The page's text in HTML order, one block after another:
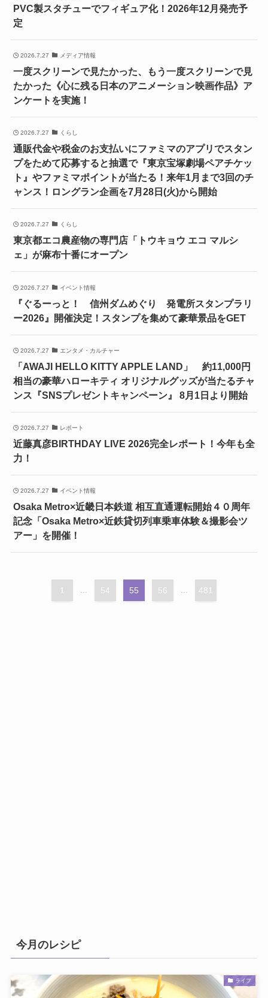
PVC製スタチューでフィギュア化！2026年12月発売予
定
2026.7.27 メディア情報
一度スクリーンで見たかった、もう一度スクリーンで見
たかった《心に残る日本のアニメーション映画作品》ア
ンケートを実施！
2026.7.27 くらし
通販代金や税金のお支払いにファミマのアプリでスタン
プをためて応募すると抽選で『東京宝塚劇場ペアチケッ
ト』やファミマポイントが当たる！来年1月まで3回のチ
ャンス！ロングラン企画を7月28日(火)から開始
2026.7.27 くらし
東京都エコ農産物の専門店「トウキョウ エコ マルシ
ェ」が麻布十番にオープン
2026.7.27 イベント情報
『ぐるーっと！ 信州ダムめぐり 発電所スタンプラリ
ー2026』開催決定！スタンプを集めて豪華景品をGET
2026.7.27 エンタメ・カルチャー
「AWAJI HELLO KITTY APPLE LAND」 約11,000円
相当の豪華ハローキティ オリジナルグッズが当たるチャ
ンス『SNSプレゼントキャンペーン』 8月1日より開始
2026.7.27 レポート
近藤真彦BIRTHDAY LIVE 2026完全レポート！今年も全
力！
2026.7.27 イベント情報
Osaka Metro×近畿日本鉄道 相互直通運転開始４０周年
記念「Osaka Metro×近鉄貸切列車乗車体験＆撮影会ツ
アー」を開催！
1 ... 54 55 56 ... 481
今月のレシピ
ライフ